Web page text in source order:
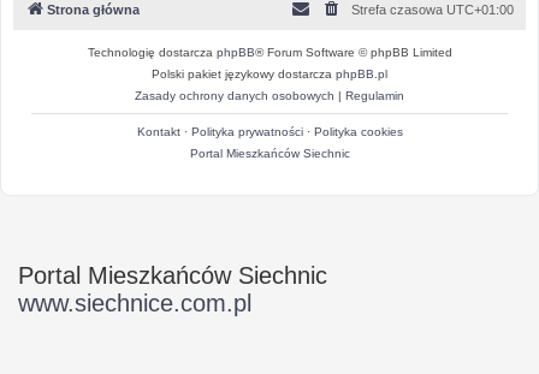
Strona główna Strefa czasowa UTC+01:00
Technologię dostarcza phpBB® Forum Software © phpBB Limited
Polski pakiet językowy dostarcza phpBB.pl
Zasady ochrony danych osobowych | Regulamin
Kontakt· Polityka prywatności· Polityka cookies
Portal Mieszkańców Siechnic
Portal Mieszkańców Siechnic
www.siechnice.com.pl